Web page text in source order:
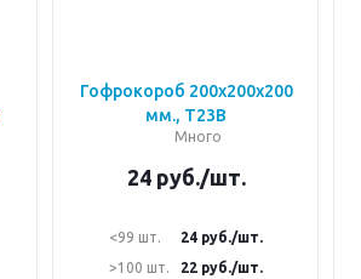
Гофрокороб 200х200х200
мм., Т23В
Много
24руб./шт.
<99 шт. 24 руб./шт.
>100 шт.
22 руб./шт.